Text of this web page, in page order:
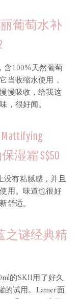
丽葡萄水补
含100%天然葡萄
当收缩水使用，
慢吸收，给我这
，很好闻。
Mattifying
湿霜 S$50
没有粘腻感，并且
用。味道也很好
舒适。
蓝之谜经典精
的SKII用了好久
的试用。Lamer面